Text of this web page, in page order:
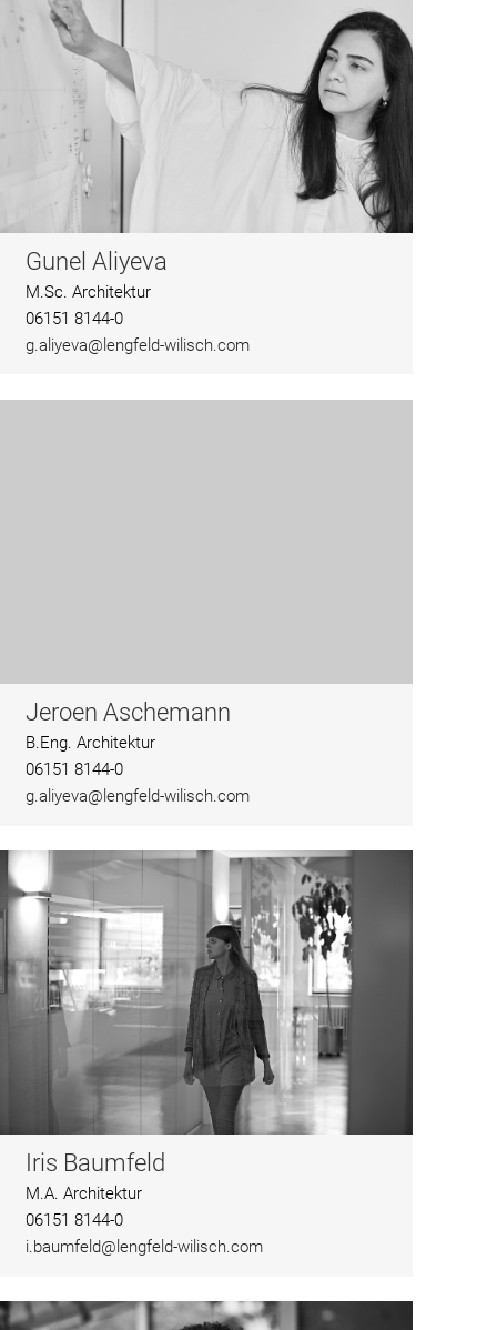
Gunel Aliyeva
M.Sc. Architektur
06151 8144-0
g.aliyeva@lengfeld-wilisch.com
Jeroen Aschemann
B.Eng. Architektur
06151 8144-0
g.aliyeva@lengfeld-wilisch.com
Iris Baumfeld
M.A. Architektur
06151 8144-0
i.baumfeld@lengfeld-wilisch.com